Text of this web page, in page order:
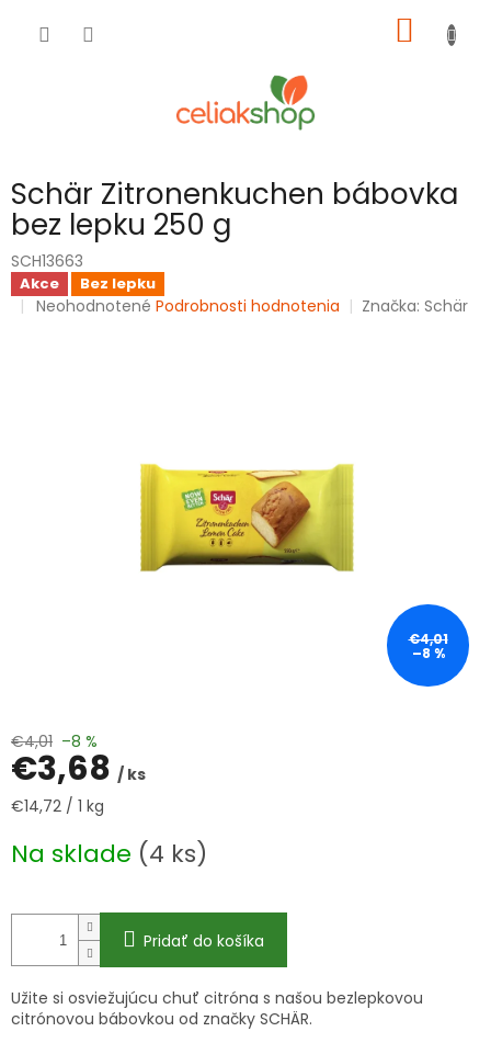
KOŠÍK
Schär Zitronenkuchen bábovka
bez lepku 250 g
SCH13663
Akce Bez lepku
Priemerné
Neohodnotené Podrobnosti hodnotenia Značka: Schär
€4,01
–8 %
€4,01 –8 %
€3,68 / ks
Jednotková
€14,72 / 1 kg
Na sklade (4 ks)
Pridať do košíka
Užite si osviežujúcu chuť citróna s našou bezlepkovou
citrónovou bábovkou od značky SCHÄR.